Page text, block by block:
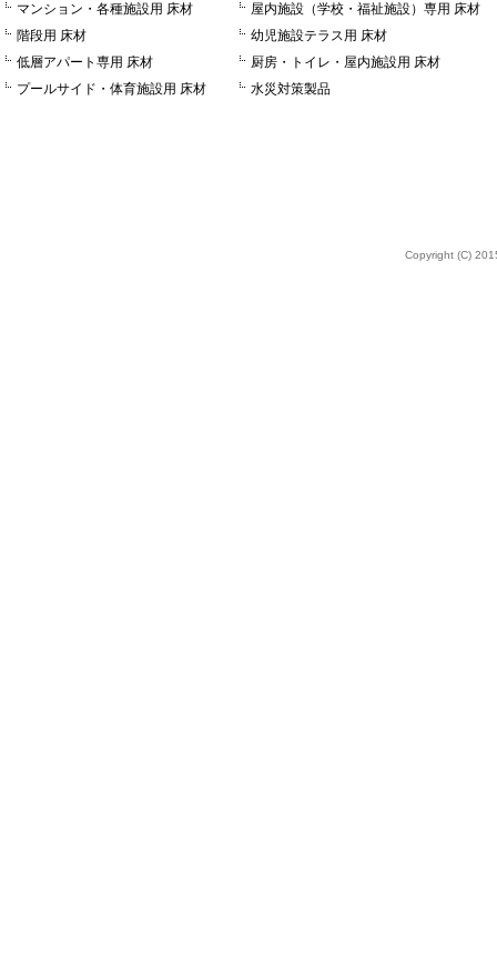
マンション・各種施設用 床材
階段用 床材
低層アパート専用 床材
プールサイド・体育施設用 床材
屋内施設（学校・福祉施設）専用 床材
幼児施設テラス用 床材
厨房・トイレ・屋内施設用 床材
水災対策製品
Copyright (C)